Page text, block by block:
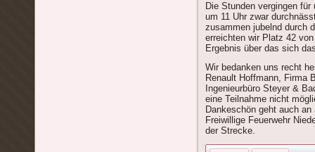
Die Stunden vergingen
um 11 Uhr zwar
zusammen jubelnd durch
erreichten wir Platz 42
Ergebnis über das sich
Wir bedanken uns recht
Renault Hoffmann, Firma
Ingenieurbüro Steyer &
eine Teilnahme nicht
Dankeschön geht auch
Freiwillige Feuerwehr
der Strecke.